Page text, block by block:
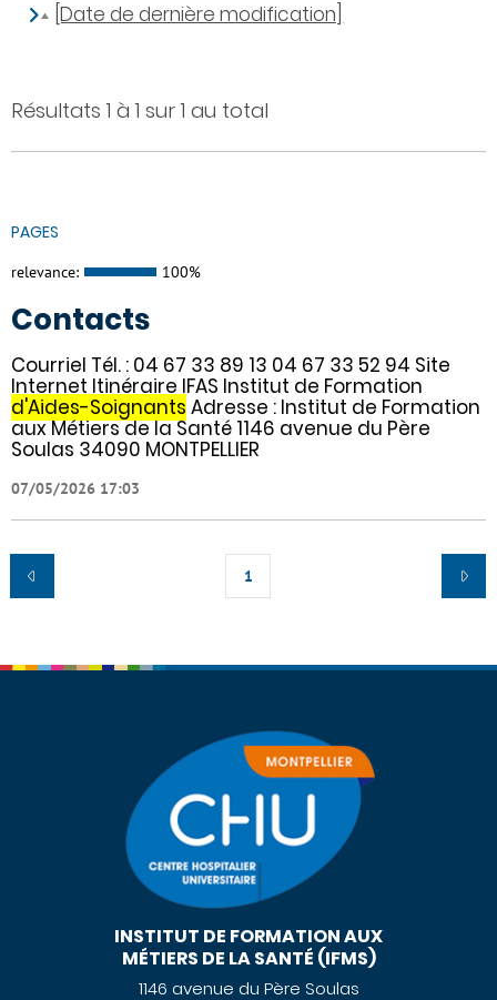
Résultats 1 à 1 sur 1 au total
PAGES
relevance: 100%
Contacts
Courriel Tél. : 04 67 33 89 13 04 67 33 52 94 Site
Internet Itinéraire IFAS Institut de Formation
d'Aides-Soignants Adresse : Institut de Formation
aux Métiers de la Santé 1146 avenue du Père
Soulas 34090 MONTPELLIER
07/05/2026 17:03
1
[Date de dernière modification]
INSTITUT DE FORMATION AUX
MÉTIERS DE LA SANTÉ (IFMS)
1146 avenue du Père Soulas